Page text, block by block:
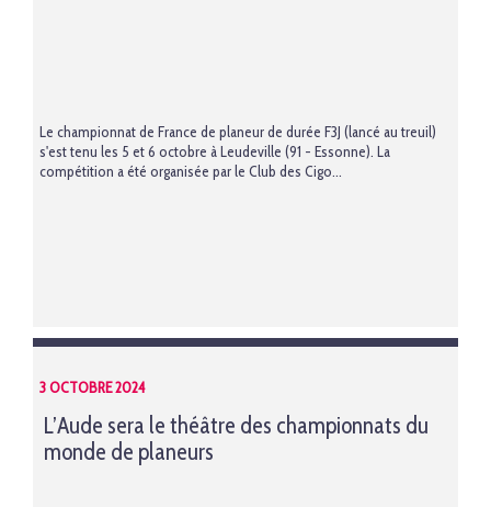
Le championnat de France de planeur de durée F3J (lancé au treuil)
s'est tenu les 5 et 6 octobre à Leudeville (91 - Essonne). La
compétition a été organisée par le Club des Cigo...
3 OCTOBRE 2024
L’Aude sera le théâtre des championnats du
monde de planeurs